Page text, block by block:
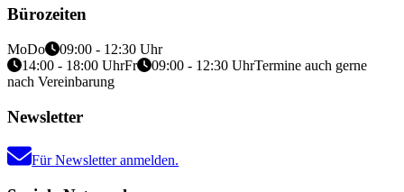
Bürozeiten
MoDo
09:00 - 12:30 Uhr
14:00 - 18:00 UhrFr 09:00 - 12:30 UhrTermine auch gerne
nach Vereinbarung
Newsletter
Für Newsletter anmelden.